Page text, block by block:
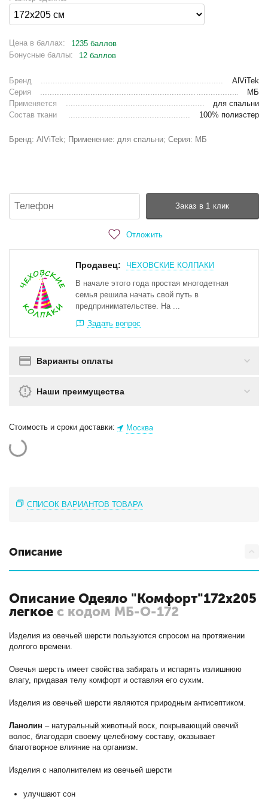
Цена в баллах:
1235 баллов
Бонусные баллы:
12 баллов
Бренд
AlViTek
Серия
МБ
Применяется
для спальни
Состав ткани
100% полиэстер
Бренд: AlViTek; Применение: для спальни; Серия: МБ
Заказ в 1 клик
Отложить
Продавец:
ЧЕХОВСКИЕ КОЛПАКИ
В начале этого года простая многодетная
семья решила начать свой путь в
предпринимательстве. На ...
Задать вопрос
Варианты оплаты
Наши преимущества
Стоимость и сроки доставки: Москва
СПИСОК ВАРИАНТОВ ТОВАРА
Описание
Описание Одеяло "Комфорт"172х205
легкое с кодом МБ-О-172
Изделия из овечьей шерсти пользуются спросом на протяжении
долгого времени.
Овечья шерсть имеет свойства забирать и испарять излишнюю
влагу, придавая телу комфорт и оставляя его сухим.
Изделия из овечьей шерсти являются природным антисептиком.
Ланолин – натуральный животный воск, покрывающий овечий
волос, благодаря своему целебному составу, оказывает
благотворное влияние на организм.
Изделия с наполнителем из овечьей шерсти
улучшают сон